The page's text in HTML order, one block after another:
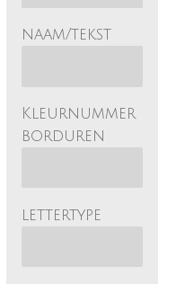
naam/tekst
Kleurnummer
borduren
lettertype